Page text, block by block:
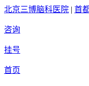
北京三博脑科医院 | 首
咨询
挂号
首页